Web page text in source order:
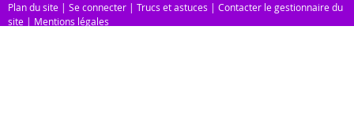
Plan du site | Se connecter | Trucs et astuces | Contacter le gestionnaire du
site | Mentions légales